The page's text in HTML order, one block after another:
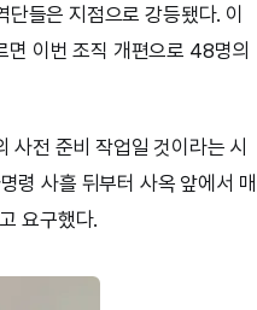
들은 지점으로 강등됐다. 이
면 이번 조직 개편으로 48명의
사전 준비 작업일 것이라는 시
령 사흘 뒤부터 사옥 앞에서 매
요구했다.